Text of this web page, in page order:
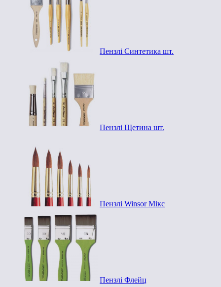
Пензлі Синтетика шт.
Пензлі Щетина шт.
Пензлі Winsor Мікс
Пензлі Флейц